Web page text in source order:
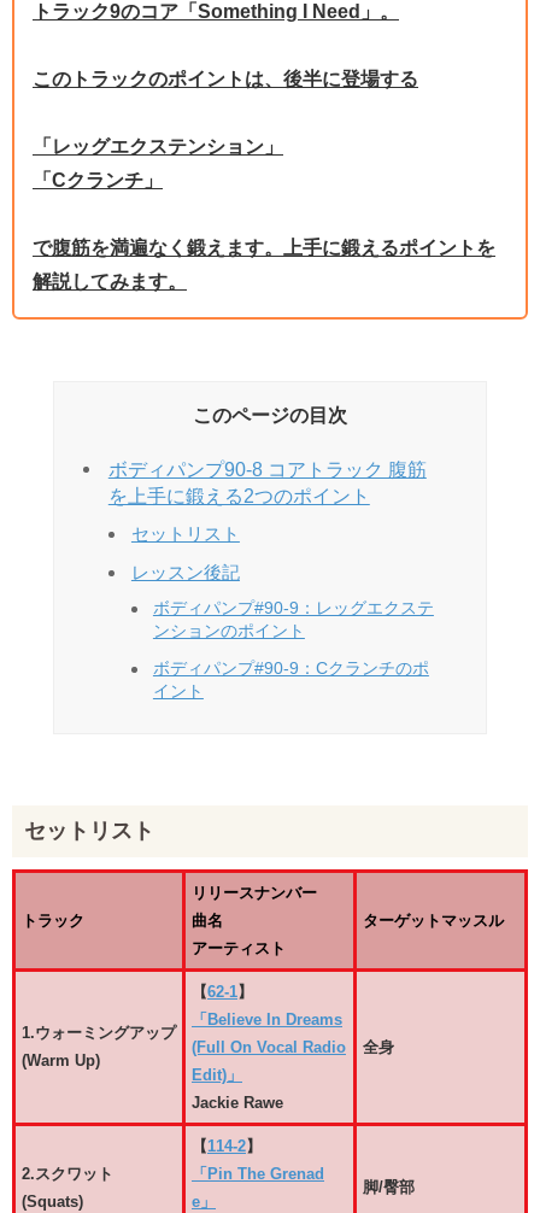
トラック9のコア「Something I Need」。
このトラックのポイントは、後半に登場する
「レッグエクステンション」
「Cクランチ」
で腹筋を満遍なく鍛えます。上手に鍛えるポイントを
解説してみます。
このページの目次
ボディパンプ90-8 コアトラック 腹筋
を上手に鍛える2つのポイント
セットリスト
レッスン後記
ボディパンプ#90-9：レッグエクステ
ンションのポイント
ボディパンプ#90-9：Cクランチのポ
イント
セットリスト
トラック
リリースナンバー
曲名
アーティスト
ターゲットマッスル
1.ウォーミングアップ
(Warm Up)
【62-1】
「Believe In Dreams
(Full On Vocal Radio
Edit)」
Jackie Rawe
全身
2.スクワット
(Squats)
【114-2】
「Pin The Grenad
e」
脚/臀部